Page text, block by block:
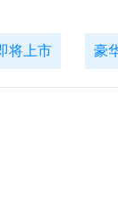
将上市 豪